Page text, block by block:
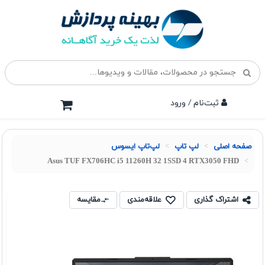
ثبت‌نام / ورود
صفحه اصلی لپ تاپ لپ‌تاپ ایسوس
Asus TUF FX706HC i5 11260H 32 1SSD 4 RTX3050 FHD
اشتراک گذاری علاقه‌مندی مقایسه